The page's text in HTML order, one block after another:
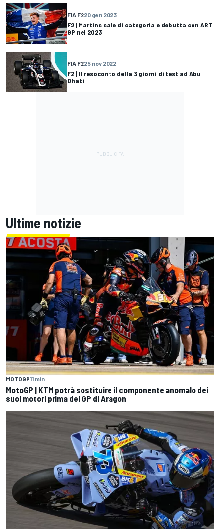
FIA F220 gen 2023
F2 | Martins sale di categoria e debutta con ART
GP nel 2023
FIA F225 nov 2022
F2 | Il resoconto della 3 giorni di test ad Abu
Dhabi
Ultime notizie
MOTOGP11 min
MotoGP | KTM potrà sostituire il componente anomalo dei
suoi motori prima del GP di Aragon